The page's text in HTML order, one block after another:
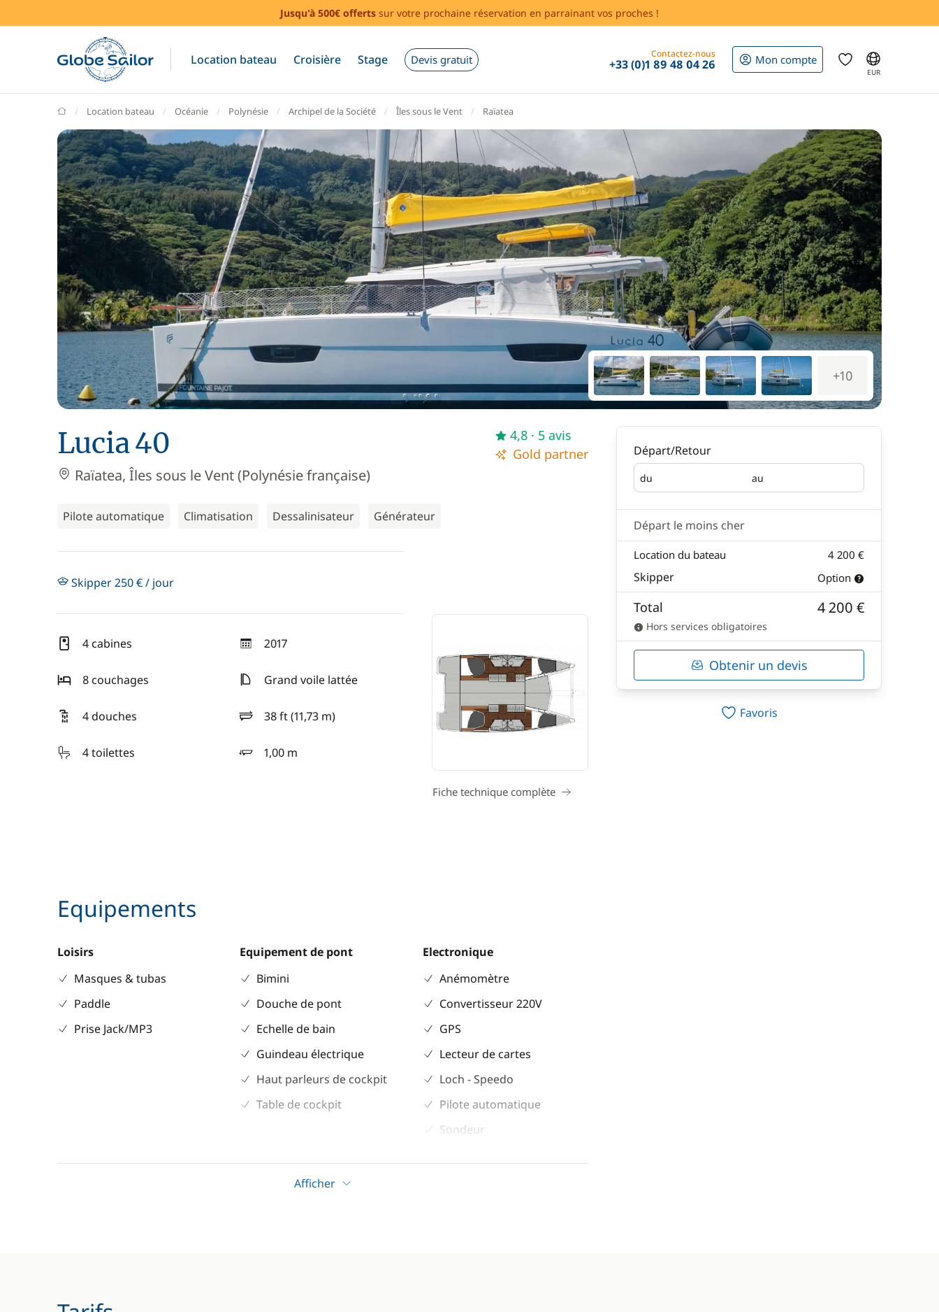
Jusqu'à 500€ offerts sur votre prochaine réservation en parrainant vos proches !
Location bateau Croisière Stage Devis gratuit Contactez-nous
+33 (0)1 89 48 04 26 Mon compte
EUR
GlobeSailor
Location bateau Océanie Polynésie Archipel de la Société Îles sous le Vent Raïatea
+10
Lucia 40
Raïatea, Îles sous le Vent (Polynésie française)
Pilote automatique Climatisation Dessalinisateur Générateur
4,8 · 5 avis
Gold partner
Skipper 250 € / jour
4 cabines 2017
année
8 couchages
Grand voile lattée
4 douches 38 ft (11,73 m)
longueur
4 toilettes
1,00 m
tirant d'eau
Fiche technique complète
Equipements
Loisirs
Masques & tubas
Paddle
Prise Jack/MP3
Equipement de pont
Bimini
Douche de pont
Echelle de bain
Guindeau électrique
Haut parleurs de cockpit
Table de cockpit
Electronique
Anémomètre
Convertisseur 220V
GPS
Lecteur de cartes
Loch - Speedo
Pilote automatique
Sondeur
Afficher
Départ/Retour
du
Départ au
Retour
Départ le moins cher
Location du bateau 4 200 €
Skipper Option
Total 4 200 €
Hors services obligatoires
Obtenir un devis
Favoris